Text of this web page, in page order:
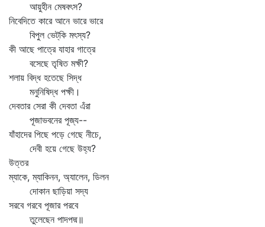
আয়ুহীন মেষবৎস?
নিবেদিতে কারে আনে ভারে ভারে
বিপুল ভেট্‌কি মৎস্য?
কী আছে পাত্রে যাহার গাত্রে
বসেছে তৃষিত মক্ষী?
শলায় বিদ্ধ হতেছে সিদ্ধ
মনুনিষিদ্ধ পক্ষী।
দেবতার সেরা কী দেবতা এঁরা
পূজাভবনের পূজ্য--
যাঁহাদের পিছে পড়ে গেছে নীচে,
দেবী হয়ে গেছে উহ্য?
উত্তর
ম্যাকে, ম্যাকিনন, অ্যালেন, ডিলন
দোকান ছাড়িয়া সদ্য
সরবে গরবে পূজার পরবে
তুলেছেন পাদপদ্ম॥